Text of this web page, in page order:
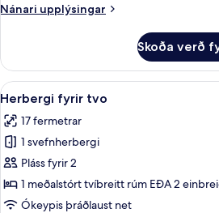
rúm
Nánari upplýsingar
Nánari
fyrir
einn,
tvíbreitt
Skoða verð
Skoða
allar
myndir
fyrir
Herbergi
fyrir
tvo
19
Herbergi fyrir tvo
17 fermetrar
1 svefnherbergi
Pláss fyrir 2
1 meðalstórt tvíbreitt rúm EÐA 2
Ókeypis þráðlaust net